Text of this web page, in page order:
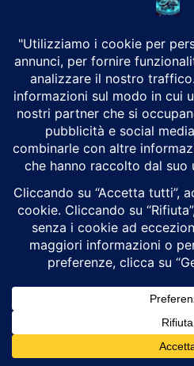
erikalangham7
0 ARTICOLI 0 Commenti
erin2521983238
0 ARTICOLI 0 Commenti
erinbeattie077
0 ARTICOLI 0 Commenti
erintaverner070
Ermanno54
0 Commenti